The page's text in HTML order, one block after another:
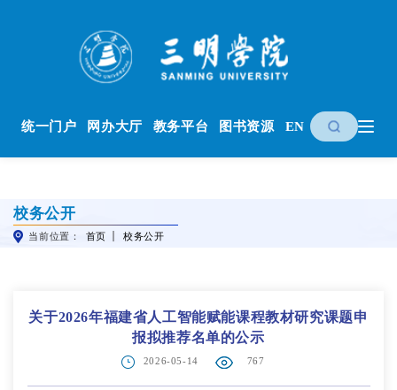
统一门户 网办大厅 教务平台 图书资源 EN
校务公开
当前位置： 首页 校务公开
关于2026年福建省人工智能赋能课程教材研究课题申
报拟推荐名单的公示
2026-05-14 767